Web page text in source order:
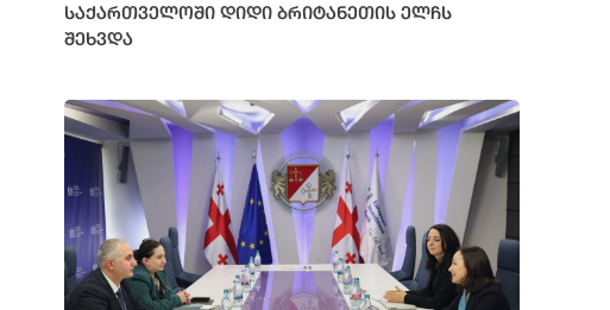
საქართველოში დიდი ბრიტანეთის ელჩს
შეხვდა